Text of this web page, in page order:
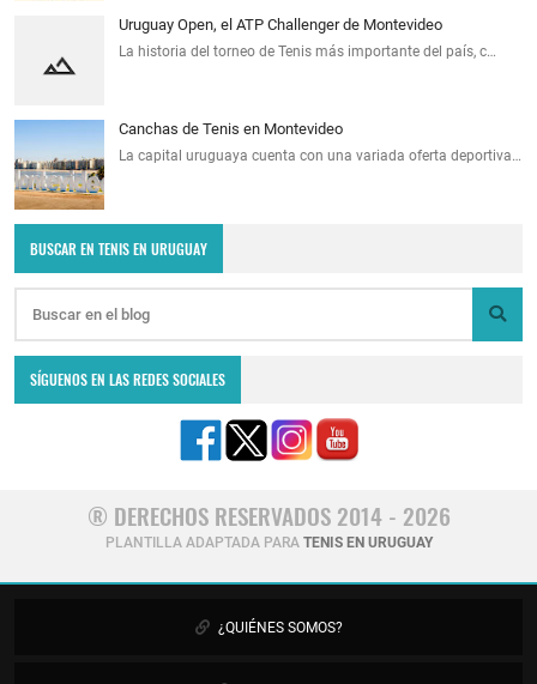
Uruguay Open, el ATP Challenger de Montevideo
La historia del torneo de Tenis más importante del país, c…
Canchas de Tenis en Montevideo
La capital uruguaya cuenta con una variada oferta deportiva…
BUSCAR EN TENIS EN URUGUAY
SÍGUENOS EN LAS REDES SOCIALES
® DERECHOS RESERVADOS 2014 - 2026
PLANTILLA ADAPTADA PARA TENIS EN URUGUAY
¿QUIÉNES SOMOS?